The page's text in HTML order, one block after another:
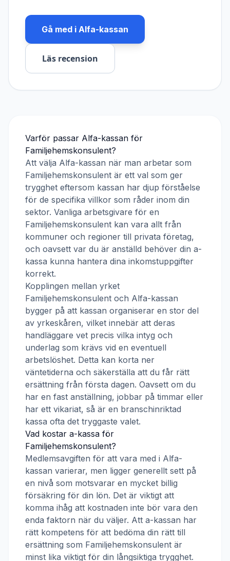
Gå med i Alfa-kassan
Läs recension
Varför passar Alfa-kassan för
Familjehemskonsulent?
Att välja Alfa-kassan när man arbetar som
Familjehemskonsulent är ett val som ger
trygghet eftersom kassan har djup förståelse
för de specifika villkor som råder inom din
sektor. Vanliga arbetsgivare för en
Familjehemskonsulent kan vara allt från
kommuner och regioner till privata företag,
och oavsett var du är anställd behöver din a-
kassa kunna hantera dina inkomstuppgifter
korrekt.
Kopplingen mellan yrket
Familjehemskonsulent och Alfa-kassan
bygger på att kassan organiserar en stor del
av yrkeskåren, vilket innebär att deras
handläggare vet precis vilka intyg och
underlag som krävs vid en eventuell
arbetslöshet. Detta kan korta ner
väntetiderna och säkerställa att du får rätt
ersättning från första dagen. Oavsett om du
har en fast anställning, jobbar på timmar eller
har ett vikariat, så är en branschinriktad
kassa ofta det tryggaste valet.
Vad kostar a-kassa för
Familjehemskonsulent?
Medlemsavgiften för att vara med i Alfa-
kassan varierar, men ligger generellt sett på
en nivå som motsvarar en mycket billig
försäkring för din lön. Det är viktigt att
komma ihåg att kostnaden inte bör vara den
enda faktorn när du väljer. Att a-kassan har
rätt kompetens för att bedöma din rätt till
ersättning som Familjehemskonsulent är
minst lika viktigt för din långsiktiga trygghet.